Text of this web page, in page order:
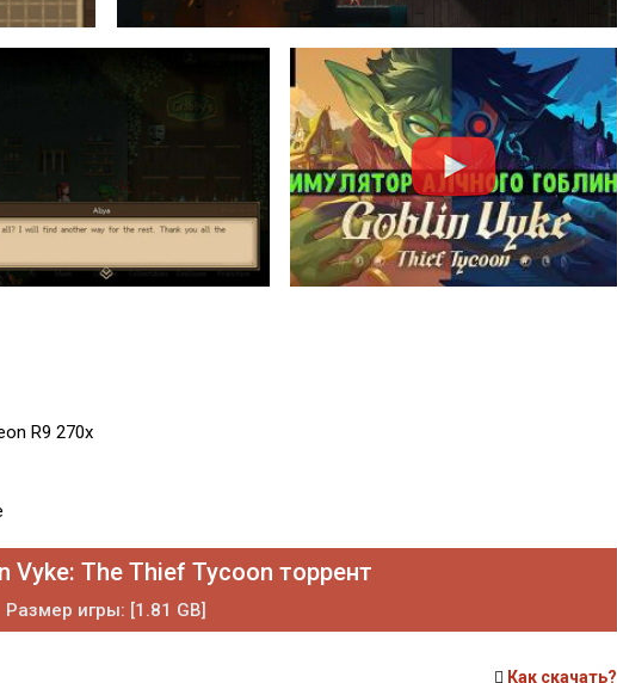
R9 270x
Vyke: The Thief Tycoon торрент
Размер игры: [1.81 GB]
Как скачать?